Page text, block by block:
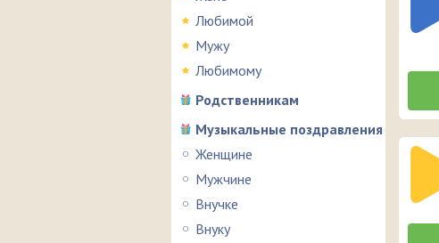
Любимой
Мужу
Любимому
Родственникам
Музыкальные поздравления
Женщине
Мужчине
Внучке
Внуку